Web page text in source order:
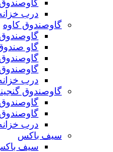
درب
گاوصندوق کاوه
گاو
درب
گاوصندوق
درب
سیف باکس
سیف باکس